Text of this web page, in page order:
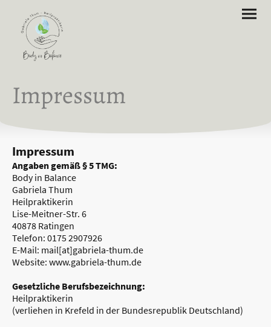
Impressum
Impressum
Angaben gemäß § 5 TMG:
Body in Balance
Gabriela Thum
Heilpraktikerin
Lise-Meitner-Str. 6
40878 Ratingen
Telefon: 0175 2907926
E-Mail: mail[at]gabriela-thum.de
Website: www.gabriela-thum.de
Gesetzliche Berufsbezeichnung:
Heilpraktikerin
(verliehen in Krefeld in der Bundesrepublik Deutschland)